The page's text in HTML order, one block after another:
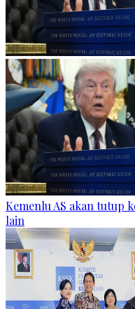
Kemenlu AS akan tutup
lain